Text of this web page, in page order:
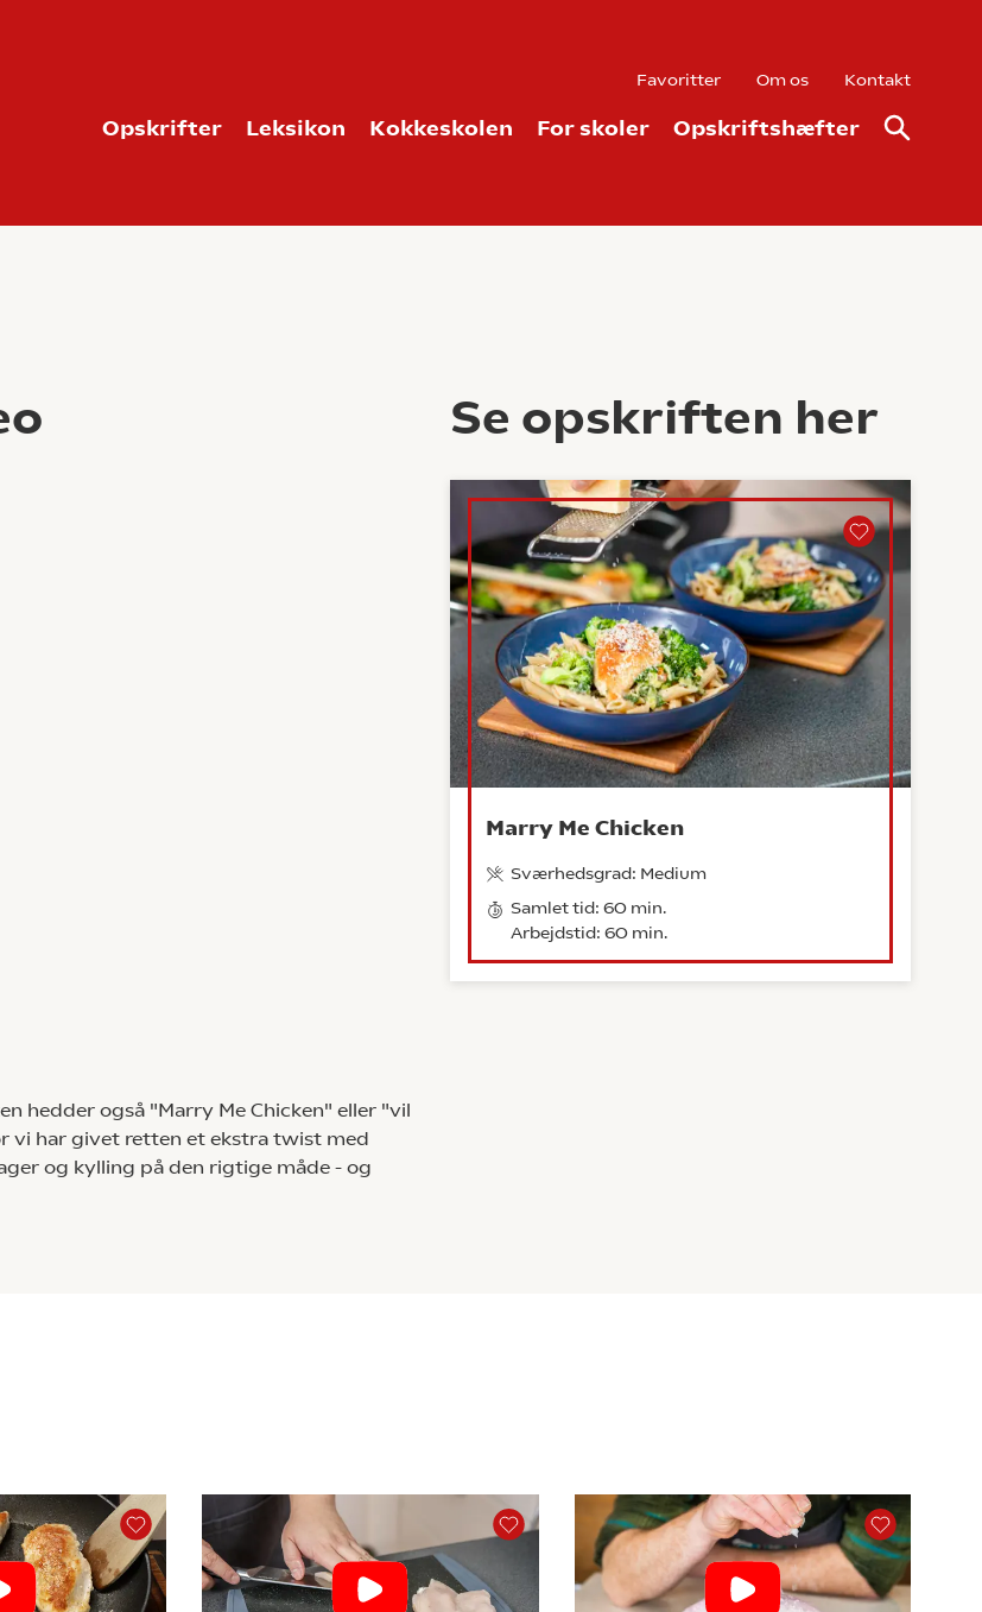
Favoritter Om os Kontakt
Opskrifter Leksikon Kokkeskolen For skoler Opskriftshæfter
hedder også "Marry Me Chicken" eller "vil
vi har givet retten et ekstra twist med
og kylling på den rigtige måde - og
Se opskriften her
Marry Me Chicken
Sværhedsgrad: Medium
Samlet tid: 60 min.
Arbejdstid: 60 min.